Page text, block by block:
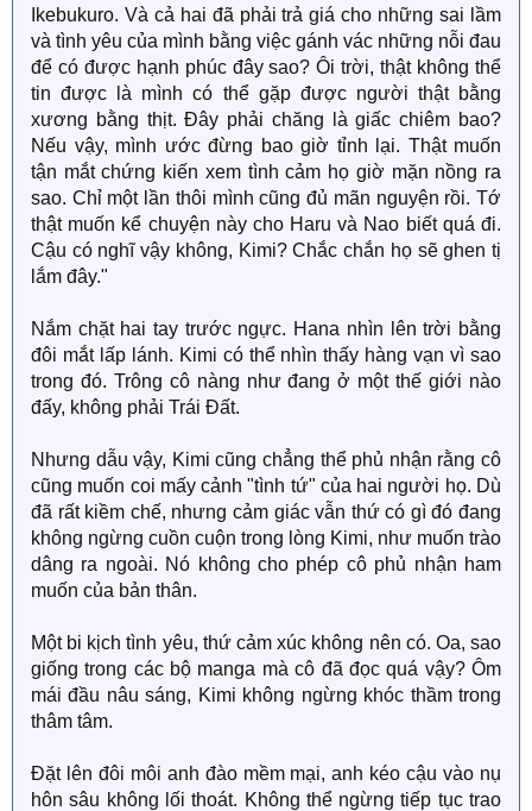
Ikebukuro. Và cả hai đã phải trả giá cho những sai lầm
và tình yêu của mình bằng việc gánh vác những nỗi đau
để có được hạnh phúc đây sao? Ôi trời, thật không thể
tin được là mình có thể gặp được người thật bằng
xương bằng thịt. Đây phải chăng là giấc chiêm bao?
Nếu vậy, mình ước đừng bao giờ tỉnh lại. Thật muốn
tận mắt chứng kiến xem tình cảm họ giờ mặn nồng ra
sao. Chỉ một lần thôi mình cũng đủ mãn nguyện rồi. Tớ
thật muốn kể chuyện này cho Haru và Nao biết quá đi.
Cậu có nghĩ vậy không, Kimi? Chắc chắn họ sẽ ghen tị
lắm đây."
Nắm chặt hai tay trước ngực. Hana nhìn lên trời bằng
đôi mắt lấp lánh. Kimi có thể nhìn thấy hàng vạn vì sao
trong đó. Trông cô nàng như đang ở một thế giới nào
đấy, không phải Trái Đất.
Nhưng dẫu vậy, Kimi cũng chẳng thể phủ nhận rằng cô
cũng muốn coi mấy cảnh "tình tứ" của hai người họ. Dù
đã rất kiềm chế, nhưng cảm giác vẫn thứ có gì đó đang
không ngừng cuồn cuộn trong lòng Kimi, như muốn trào
dâng ra ngoài. Nó không cho phép cô phủ nhận ham
muốn của bản thân.
Một bi kịch tình yêu, thứ cảm xúc không nên có. Oa, sao
giống trong các bộ manga mà cô đã đọc quá vậy? Ôm
mái đầu nâu sáng, Kimi không ngừng khóc thầm trong
thâm tâm.
Đặt lên đôi môi anh đào mềm mại, anh kéo cậu vào nụ
hôn sâu không lối thoát. Không thể ngừng tiếp tục trao